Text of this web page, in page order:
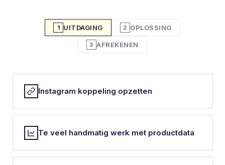
1 UITDAGING 2 OPLOSSING
3 AFREKENEN
Instagram koppeling opzetten
Te veel handmatig werk met productdata